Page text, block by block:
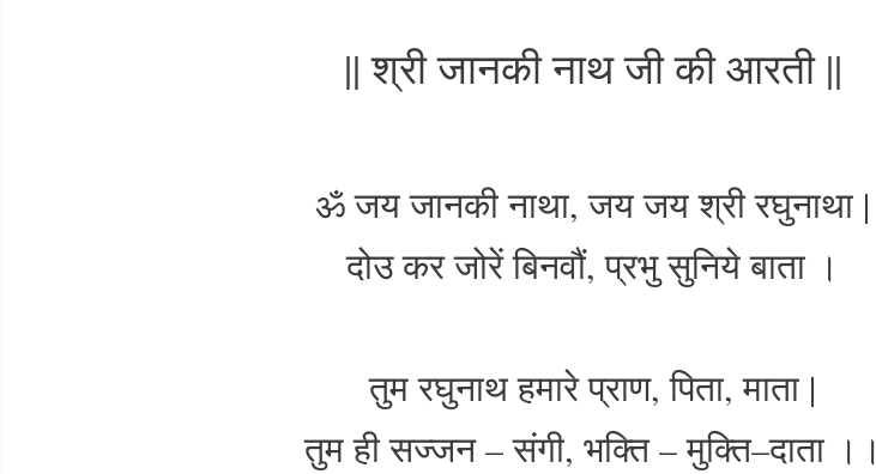
|| श्री जानकी नाथ जी की आरती ||
ॐ जय जानकी नाथा, जय जय श्री रघुनाथा |
दोउ कर जोरें बिनवौं, प्रभु सुनिये बाता ।
तुम रघुनाथ हमारे प्राण, पिता, माता |
तुम ही सज्जन – संगी, भक्ति – मुक्ति–दाता ।।